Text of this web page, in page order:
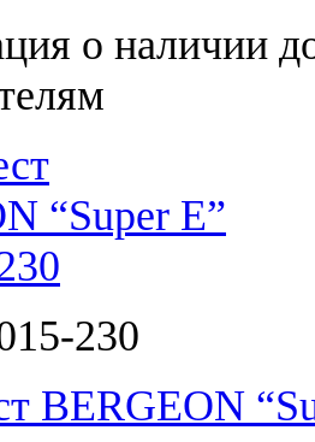
о наличии
230
BERGEON